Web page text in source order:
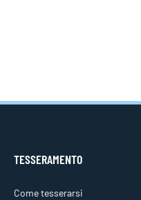
TESSERAMENTO
Come tesserarsi